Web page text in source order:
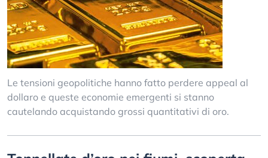
Le tensioni geopolitiche hanno fatto perdere appeal al
dollaro e queste economie emergenti si stanno
cautelando acquistando grossi quantitativi di oro.